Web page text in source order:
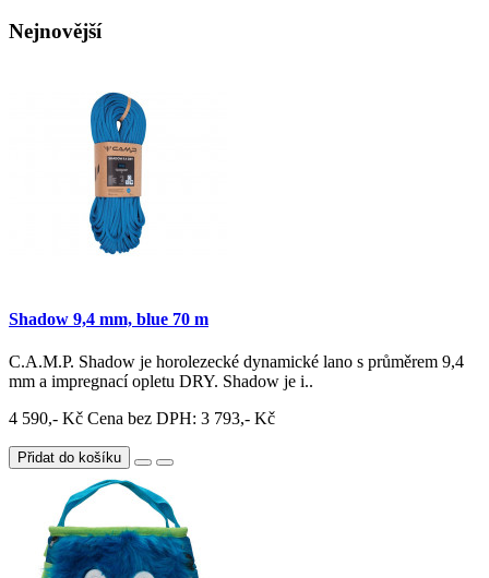
Nejnovější
Shadow 9,4 mm, blue 70 m
C.A.M.P. Shadow je horolezecké dynamické lano s průměrem 9,4
mm a impregnací opletu DRY. Shadow je i..
4 590,- Kč Cena bez DPH: 3 793,- Kč
Přidat do košíku